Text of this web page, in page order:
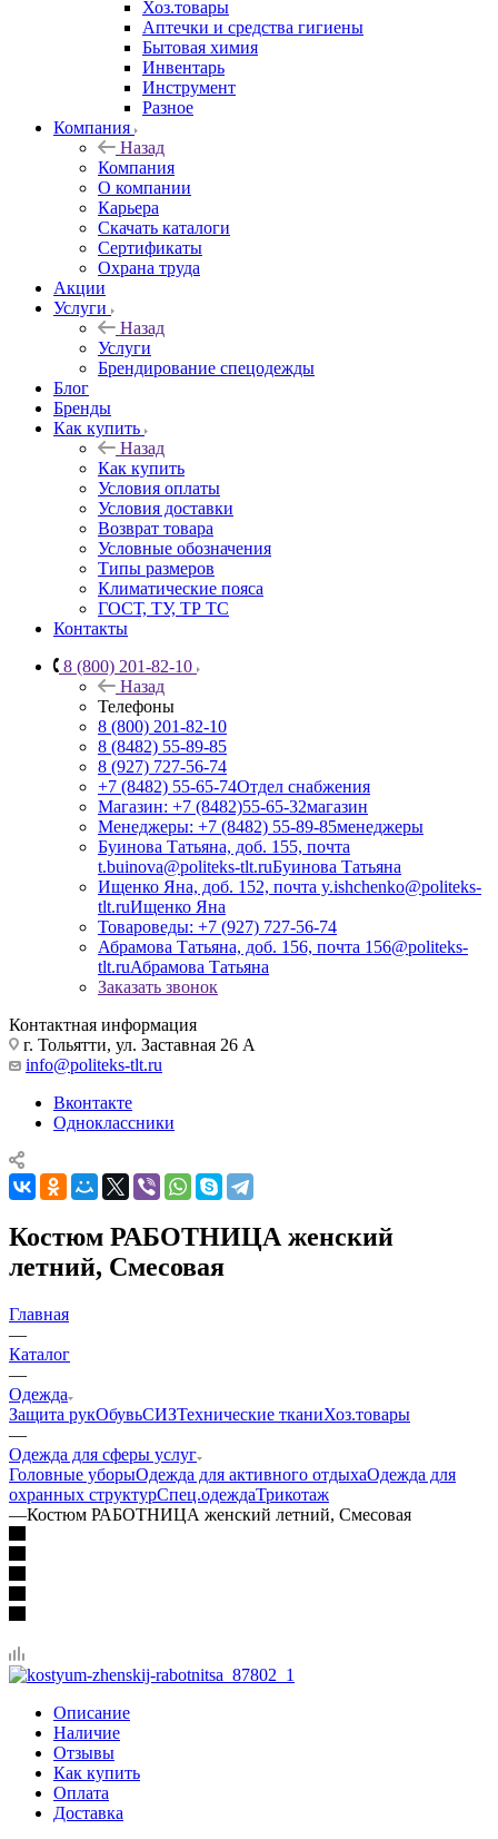
Хоз.товары
Аптечки и средства гигиены
Бытовая химия
Инвентарь
Инструмент
Разное
Компания
Назад
Компания
О компании
Карьера
Cкачать каталоги
Сертификаты
Охрана труда
Акции
Услуги
Назад
Услуги
Брендирование спецодежды
Блог
Бренды
Как купить
Назад
Как купить
Условия оплаты
Условия доставки
Возврат товара
Условные обозначения
Типы размеров
Климатические пояса
ГОСТ, ТУ, ТР ТС
Контакты
8 (800) 201-82-10
Назад
Телефоны
8 (800) 201-82-10
8 (8482) 55-89-85
8 (927) 727-56-74
+7 (8482) 55-65-74Отдел снабжения
Магазин: +7 (8482)55-65-32магазин
Менеджеры: +7 (8482) 55-89-85менеджеры
Буинова Татьяна, доб. 155, почта
t.buinova@politeks-tlt.ruБуинова Татьяна
Ищенко Яна, доб. 152, почта y.ishchenko@politeks-
tlt.ruИщенко Яна
Товароведы: +7 (927) 727-56-74
Абрамова Татьяна, доб. 156, почта 156@politeks-
tlt.ruАбрамова Татьяна
Заказать звонок
Контактная информация
г. Тольятти, ул. Заставная 26 А
info@politeks-tlt.ru
Вконтакте
Одноклассники
Костюм РАБОТНИЦА женский
летний, Смесовая
Главная
—
Каталог
—
Одежда
Защита рукОбувьСИЗТехнические тканиХоз.товары
—
Одежда для сферы услуг
Головные уборыОдежда для активного отдыхаОдежда для
охранных структурСпец.одеждаТрикотаж
—Костюм РАБОТНИЦА женский летний, Смесовая
Описание
Наличие
Отзывы
Как купить
Оплата
Доставка